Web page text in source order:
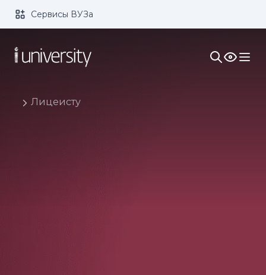
Размер шрифта: Цвет:
Изображения:
Сервисы ВУЗа
Лицеисту